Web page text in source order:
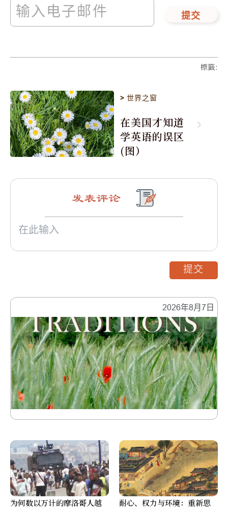
提交
標籤:
>世界之窗
在美国才知道
学英语的误区
(图）
2026年8月7日
发表评论
提交
为何数以万计的摩洛哥人越
耐心、权力与环境：重新思